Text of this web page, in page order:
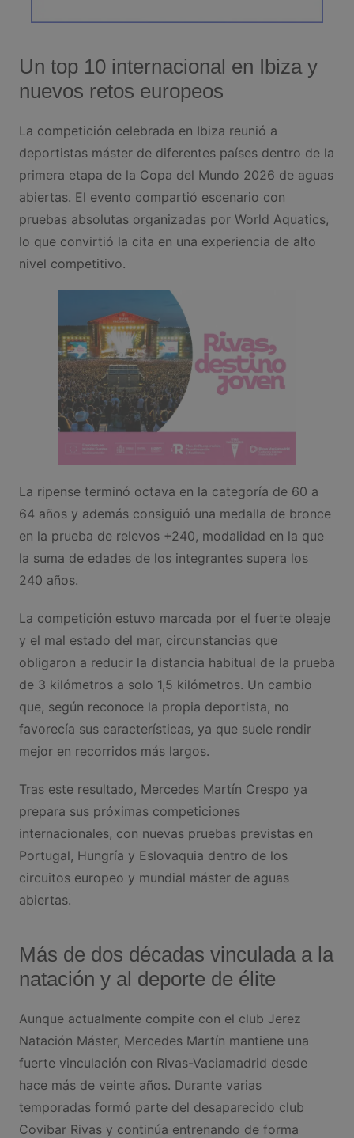
Un top 10 internacional en Ibiza y
nuevos retos europeos
La competición celebrada en Ibiza reunió a
deportistas máster de diferentes países dentro de la
primera etapa de la Copa del Mundo 2026 de aguas
abiertas. El evento compartió escenario con
pruebas absolutas organizadas por World Aquatics,
lo que convirtió la cita en una experiencia de alto
nivel competitivo.
La ripense terminó octava en la categoría de 60 a
64 años y además consiguió una medalla de bronce
en la prueba de relevos +240, modalidad en la que
la suma de edades de los integrantes supera los
240 años.
La competición estuvo marcada por el fuerte oleaje
y el mal estado del mar, circunstancias que
obligaron a reducir la distancia habitual de la prueba
de 3 kilómetros a solo 1,5 kilómetros. Un cambio
que, según reconoce la propia deportista, no
favorecía sus características, ya que suele rendir
mejor en recorridos más largos.
Tras este resultado, Mercedes Martín Crespo ya
prepara sus próximas competiciones
internacionales, con nuevas pruebas previstas en
Portugal, Hungría y Eslovaquia dentro de los
circuitos europeo y mundial máster de aguas
abiertas.
Más de dos décadas vinculada a la
natación y al deporte de élite
Aunque actualmente compite con el club Jerez
Natación Máster, Mercedes Martín mantiene una
fuerte vinculación con Rivas-Vaciamadrid desde
hace más de veinte años. Durante varias
temporadas formó parte del desaparecido club
Covibar Rivas y continúa entrenando de forma